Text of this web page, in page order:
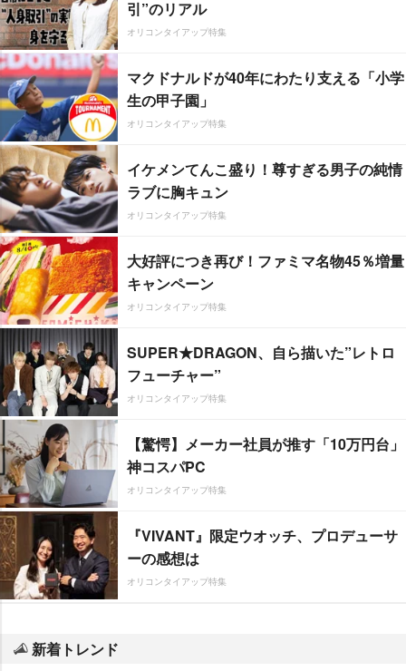
引”のリアル
オリコンタイアップ特集
マクドナルドが40年にわたり支える「小学
生の甲子園」
オリコンタイアップ特集
イケメンてんこ盛り！尊すぎる男子の純情
ラブに胸キュン
オリコンタイアップ特集
大好評につき再び！ファミマ名物45％増量
キャンペーン
オリコンタイアップ特集
SUPER★DRAGON、自ら描いた”レトロ
フューチャー”
オリコンタイアップ特集
【驚愕】メーカー社員が推す「10万円台」
神コスパPC
オリコンタイアップ特集
『VIVANT』限定ウオッチ、プロデューサ
ーの感想は
オリコンタイアップ特集
新着トレンド